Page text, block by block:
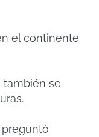
el continente
también se